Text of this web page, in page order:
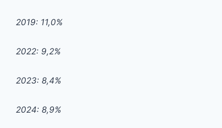
2019: 11,0%
2022: 9,2%
2023: 8,4%
2024: 8,9%